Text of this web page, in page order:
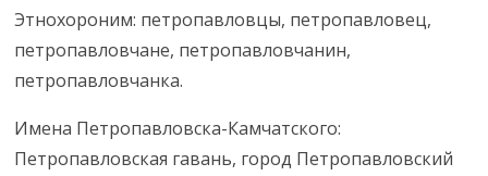
Этнохороним: петропавловцы, петропавловец,
петропавловчане, петропавловчанин,
петропавловчанка.
Имена Петропавловска-Камчатского:
Петропавловская гавань, город Петропавловский